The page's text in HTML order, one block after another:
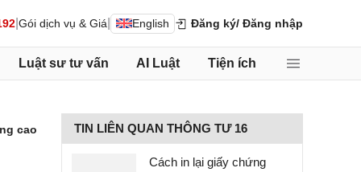
Gói dịch vụ & Giá English Đăng ký/ Đăng nhập
Luật sư tư vấn AI Luật Tiện ích
cao TIN LIÊN QUAN THÔNG TƯ 16
Cách in lại giấy chứng